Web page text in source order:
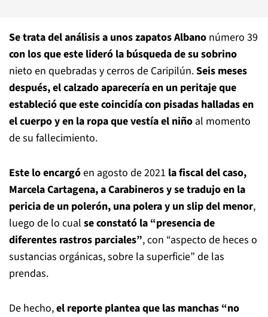
Se trata del análisis a unos zapatos Albano número 39
con los que este lideró la búsqueda de su sobrino
nieto en quebradas y cerros de Caripilún.Seis meses
después, el calzado aparecería en un peritaje que
estableció que este coincidía con pisadas halladas en
el cuerpo y en la ropa que vestía el niño al momento
de su fallecimiento.
Este lo encargóen agosto de 2021 la fiscal del caso,
Marcela Cartagena, a Carabineros y se tradujo en la
pericia de un polerón, una polera y un slip del menor,
luego de lo cual se constató la “presencia de
diferentes rastros parciales”, con “aspecto de heces o
sustancias orgánicas, sobre la superficie” de las
prendas.
De hecho,el reporte plantea que las manchas “no